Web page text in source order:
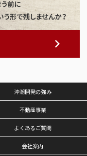
沖潮開発の強み
不動産事業
よくあるご質問
会社案内